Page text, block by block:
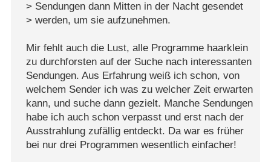
> Sendungen dann Mitten in der Nacht gesendet
> werden, um sie aufzunehmen.
Mir fehlt auch die Lust, alle Programme haarklein
zu durchforsten auf der Suche nach interessanten
Sendungen. Aus Erfahrung weiß ich schon, von
welchem Sender ich was zu welcher Zeit erwarten
kann, und suche dann gezielt. Manche Sendungen
habe ich auch schon verpasst und erst nach der
Ausstrahlung zufällig entdeckt. Da war es früher
bei nur drei Programmen wesentlich einfacher!